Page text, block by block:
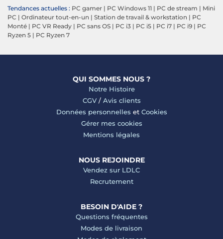
Tendances actuelles : PC gamer | PC Windows 11 | PC de stream | Mini
PC | Ordinateur tout-en-un | Station de travail & workstation | PC
Monté | PC VR Ready | PC sans OS | PC i3 | PC i5 | PC i7 | PC i9 | PC
Ryzen 5 | PC Ryzen 7
QUI SOMMES NOUS ?
Notre Histoire
CGV/ Avis clients
Données personnelles et Cookies
Gérer mes cookies
Mentions légales
NOUS REJOINDRE
Vendez sur LDLC
Recrutement
BESOIN D'AIDE ?
Questions fréquentes
Modes de livraison